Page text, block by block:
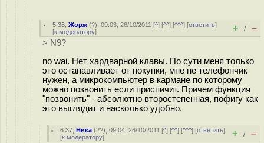
5.36 ,Жорж (?), 09:03, 26/10/2011 [^] [^^] [^^^] [ответить]
[к модератору] + / –
> N9?
no wai. Нет хардварной клавы. По сути меня только
это останавливает от покупки, мне не телефончик
нужен, а микрокомпьютер в кармане по которому
можно позвонить если приспичит. Причем функция
"позвонить" - абсолютно второстепенная, пофигу как
это выглядит и насколько удобно.
6.37 ,Ника (??), 09:04, 26/10/2011 [^] [^^] [^^^] [ответить]
[к модератору] + / –